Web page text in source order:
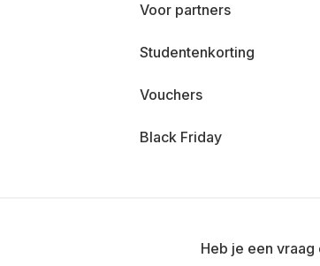
Voor partners
Studentenkorting
Vouchers
Black Friday
Heb je een